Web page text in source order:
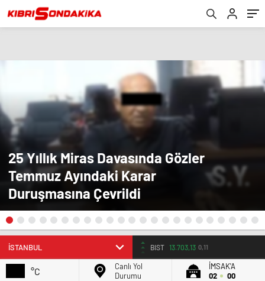
25 Yıllık Miras Davasında Gözler
Temmuz Ayındaki Karar
Duruşmasına Çevrildi
BIST 13.703,13 0,11
°C
Canlı Yol
Durumu
İMSAK'A
02
00